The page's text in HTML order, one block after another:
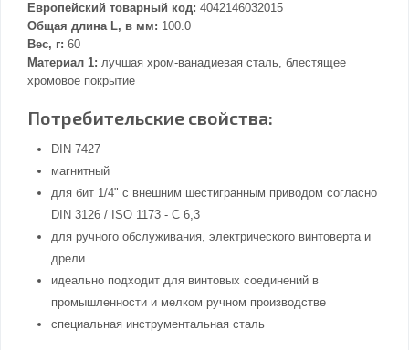
Европейский товарный код: 4042146032015
Общая длина L, в мм: 100.0
Вес, г: 60
Материал 1: лучшая хром-ванадиевая сталь, блестящее
хромовое покрытие
Потребительские свойства:
DIN 7427
магнитный
для бит 1/4" с внешним шестигранным приводом согласно
DIN 3126 / ISO 1173 - C 6,3
для ручного обслуживания, электрического винтоверта и
дрели
идеально подходит для винтовых соединений в
промышленности и мелком ручном производстве
специальная инструментальная сталь